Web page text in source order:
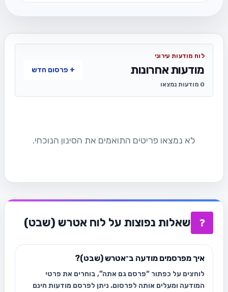
לוח מודעות עירוני
מודעות אחרונות
0 מודעות נמצאו
+ פרסום חדש
לא נמצאו פריטים התואמים את הסינון הנוכחי.
❓ שאלות נפוצות על לוח אטרש (שבט)
איך מפרסמים מודעה ב־אטרש (שבט)?
לוחצים על כפתור “פרסם גם אתה”, בוחרים את פרטי
המודעה ומעלים אותה לפרסום. ניתן לפרסם מודעות חינם